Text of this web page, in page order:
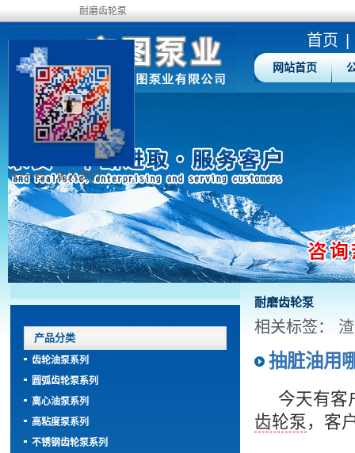
耐磨齿轮泵
首页
网站首页
耐磨齿轮泵
相关标签：
抽脏油用
今天有客
齿轮泵 ，客
产品分类
齿轮油泵系列
圆弧齿轮泵系列
离心油泵系列
高粘度泵系列
不锈钢齿轮泵系列
"扫一扫，加入我们"